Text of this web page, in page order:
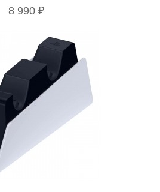
8 990 ₽